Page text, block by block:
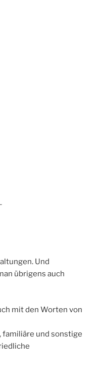
Und
übrigens auch
mit den Worten von
und sonstige